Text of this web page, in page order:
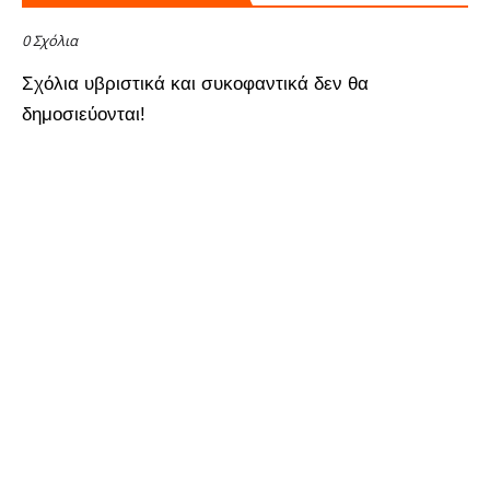
0 Σχόλια
Σχόλια υβριστικά και συκοφαντικά δεν θα
δημοσιεύονται!